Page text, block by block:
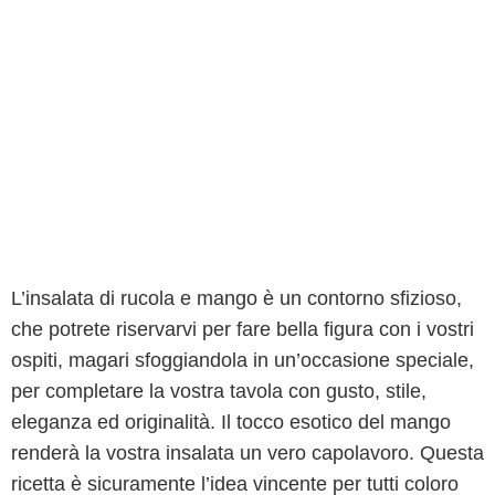
L’insalata di rucola e mango è un contorno sfizioso,
che potrete riservarvi per fare bella figura con i vostri
ospiti, magari sfoggiandola in un’occasione speciale,
per completare la vostra tavola con gusto, stile,
eleganza ed originalità. Il tocco esotico del mango
renderà la vostra insalata un vero capolavoro. Questa
ricetta è sicuramente l’idea vincente per tutti coloro